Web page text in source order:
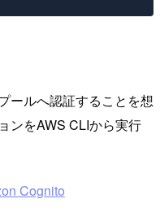
ールへ認証することを想
ンをAWS CLIから実行
Cognito